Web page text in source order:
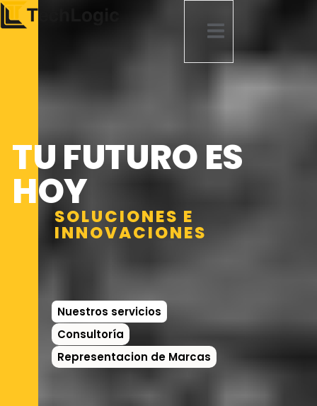
TU FUTURO ES
HOY
SOLUCIONES E
INNOVACIONES
Nuestros servicios
Consultoría
Representacion de Marcas